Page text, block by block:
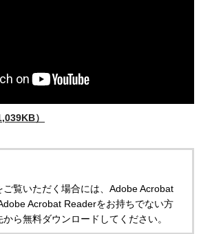
）
ご覧いただく場合には、Adobe Acrobat
Acrobat Readerをお持ちでない方
ら無料ダウンロードしてください。